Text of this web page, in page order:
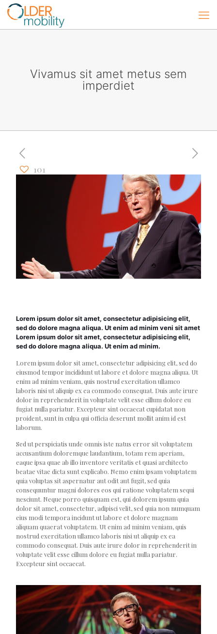
Vivamus sit amet metus sem
imperdiet
101
Lorem ipsum dolor sit amet, consectetur adipisicing elit,
sed do dolore magna aliqua. Ut enim ad minim veni sit amet
Lorem ipsum dolor sit amet, consectetur adipisicing elit,
sed do dolore magna aliqua. Ut enim ad minim.
Lorem ipsum dolor sit amet, consectetur adipisicing elit, sed do
eiusmod tempor incididunt ut labore et dolore magna aliqua. Ut
enim ad minim veniam, quis nostrud exercitation ullamco
laboris nisi ut aliquip ex ea commodo consequat. Duis aute irure
dolor in reprehenderit in voluptate velit esse cillum dolore eu
fugiat nulla pariatur. Excepteur sint occaecat cupidatat non
proident, sunt in culpa qui officia deserunt mollit anim id est
laborum.
Sed ut perspiciatis unde omnis iste natus error sit voluptatem
accusantium doloremque laudantium, totam rem aperiam,
eaque ipsa quae ab illo inventore veritatis et quasi architecto
beatae vitae dicta sunt explicabo. Nemo enim ipsam voluptatem
quia voluptas sit aspernatur aut odit aut fugit, sed quia
consequuntur magni dolores eos qui ratione voluptatem sequi
nesciunt. Neque porro quisquam est, qui dolorem ipsum quia
dolor sit amet, consectetur, adipisci velit, sed quia non numquam
eius modi tempora incidunt ut labore et dolore magnam
aliquam quaerat voluptatem. Ut enim ad minim veniam, quis
nostrud exercitation ullamco laboris nisi ut aliquip ex ea
commodo consequat. Duis aute irure dolor in reprehenderit in
voluptate velit esse cillum dolore eu fugiat nulla pariatur.
Excepteur sint occaecat.